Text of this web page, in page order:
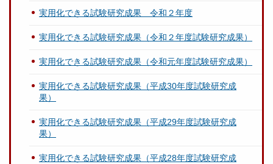
実用化できる試験研究成果 令和２年度
実用化できる試験研究成果（令和２年度試験研究成果）
実用化できる試験研究成果（令和元年度試験研究成果）
実用化できる試験研究成果（平成30年度試験研究成
果）
実用化できる試験研究成果（平成29年度試験研究成
果）
実用化できる試験研究成果（平成28年度試験研究成